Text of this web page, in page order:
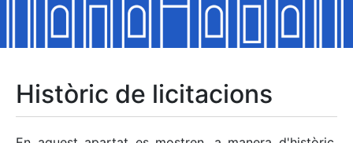
Mostra/Amaga
Mostra/Amaga
Històric de licitacions